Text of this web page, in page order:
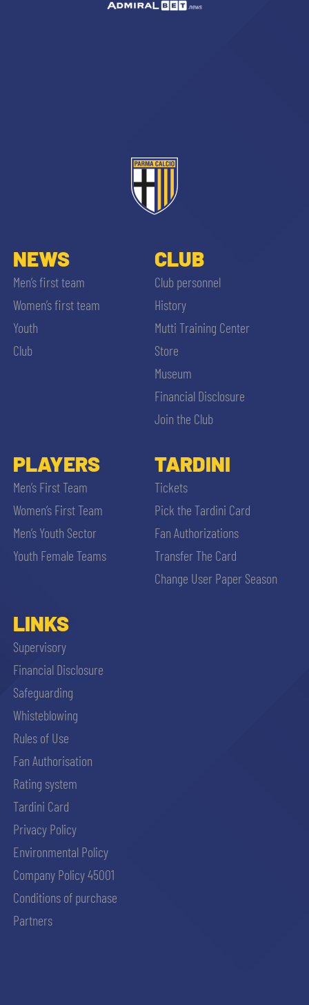
NEWS
Men’s first team
Women’s first team
Youth
Club
CLUB
Club personnel
History
Mutti Training Center
Store
Museum
Financial Disclosure
Join the Club
PLAYERS
Men’s First Team
Women’s First Team
Men’s Youth Sector
Youth Female Teams
TARDINI
Tickets
Pick the Tardini Card
Fan Authorizations
Transfer The Card
Change User Paper Season
LINKS
Supervisory
Financial Disclosure
Safeguarding
Whisteblowing
Rules of Use
Fan Authorisation
Rating system
Tardini Card
Privacy Policy
Environmental Policy
Company Policy 45001
Conditions of purchase
Partners